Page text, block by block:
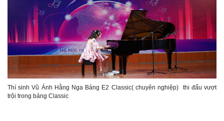
Thí sinh Vũ Ánh Hằng Nga Bảng E2 Classic( chuyên nghiệp) thi đấu vượt
trội trong bảng Classic